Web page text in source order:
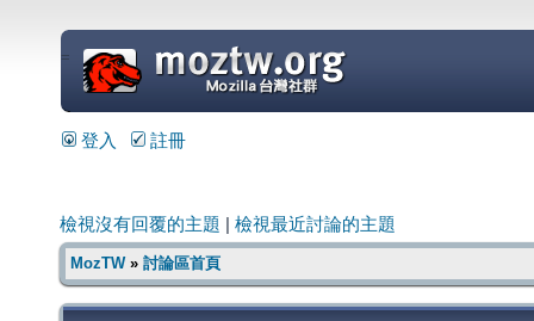
=
登入 註冊
檢視沒有回覆的主題 檢視最近討論的主題
MozTW» 討論區首頁